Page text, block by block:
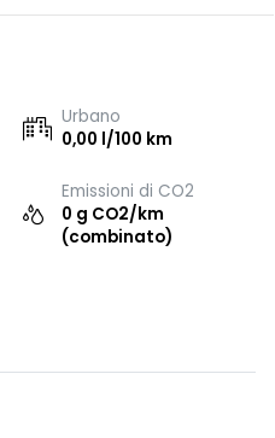
Urbano
0,00 l/100 km
Emissioni di CO2
0 g CO2/km
(combinato)